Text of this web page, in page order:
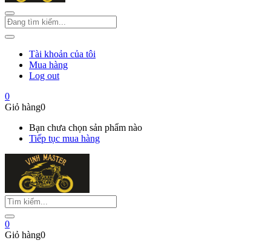
Tài khoản của tôi
Mua hàng
Log out
0
Giỏ hàng0
Bạn chưa chọn sản phẩm nào
Tiếp tục mua hàng
0
Giỏ hàng0